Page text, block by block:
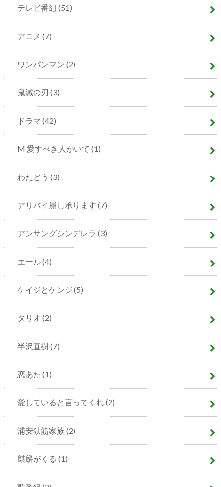
テレビ番組 (51)
アニメ (7)
ワンパンマン (2)
鬼滅の刃 (3)
ドラマ (42)
M 愛すべき人がいて (1)
わたどう (3)
アリバイ崩し承ります (7)
アンサングシンデレラ (3)
エール(4)
ケイジとケンジ (5)
タリオ (2)
半沢直樹(7)
恋あた (1)
愛していると言ってくれ(2)
浦安鉄筋家族(2)
麒麟がくる (1)